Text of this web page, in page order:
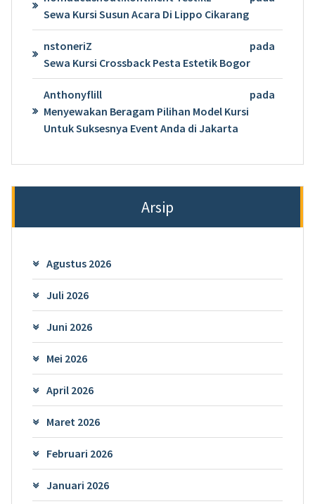
Sewa Kursi Susun Acara Di Lippo Cikarang
nstoneriZ
pada
Sewa Kursi Crossback Pesta Estetik Bogor
Anthonyflill
pada
Menyewakan Beragam Pilihan Model Kursi
Untuk Suksesnya Event Anda di Jakarta
Arsip
Agustus 2026
Juli 2026
Juni 2026
Mei 2026
April 2026
Maret 2026
Februari 2026
Januari 2026